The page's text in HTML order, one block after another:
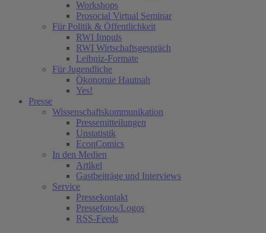
Workshops
Prosocial Virtual Seminar
Für Politik & Öffentlichkeit
RWI Impuls
RWI Wirtschaftsgespräch
Leibniz-Formate
Für Jugendliche
Ökonomie Hautnah
Yes!
Presse
Wissenschaftskommunikation
Pressemitteilungen
Unstatistik
EconComics
In den Medien
Artikel
Gastbeiträge und Interviews
Service
Pressekontakt
Pressefotos/Logos
RSS-Feeds